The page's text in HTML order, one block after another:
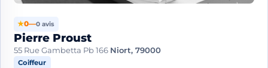
★0—0 avis
Pierre Proust
55 Rue Gambetta Pb 166 Niort, 79000
Coiffeur